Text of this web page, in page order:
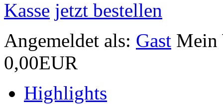
Kasse jetzt bestellen
Angemeldet als: Gast Mein
0,00EUR
Highlights